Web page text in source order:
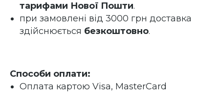
тарифами Нової Пошти.
при замовлені від 3000 грн доставка
здійснюється безкоштовно.
Способи оплати:
Оплата картою Visa, MasterCard